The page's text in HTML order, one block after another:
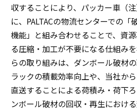
ニュース
お問い合わせ
マッチングサービス
ENGLISH 簡体中文
収することにより、パッカー車（
に、PALTACの物流センターでの「
機能」と組み合わせることで、資
る圧縮・加工が不要になる仕組み
らの取り組みは、ダンボール破材
ラックの積載効率向上や、当社か
直送することによる荷積み・荷下
ンボール破材の回収・再生におけ